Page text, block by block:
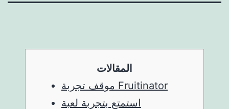
المقالات
موقف تجربة Fruitinator
استمتع بتجربة لعبة